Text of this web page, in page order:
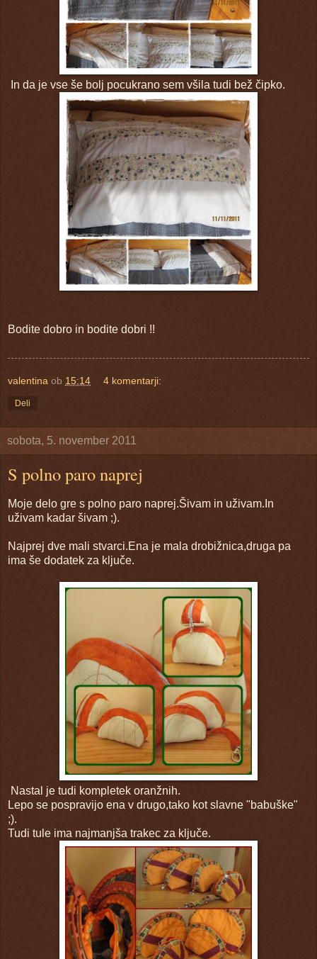
In da je vse še bolj pocukrano sem všila tudi bež čipko.
Bodite dobro in bodite dobri !!
valentina ob 15:14 4 komentarji:
Deli
sobota, 5. november 2011
S polno paro naprej
Moje delo gre s polno paro naprej.Šivam in uživam.In
uživam kadar šivam ;).
Najprej dve mali stvarci.Ena je mala drobižnica,druga pa
ima še dodatek za ključe.
Nastal je tudi kompletek oranžnih.
Lepo se pospravijo ena v drugo,tako kot slavne "babuške"
;).
Tudi tule ima najmanjša trakec za ključe.